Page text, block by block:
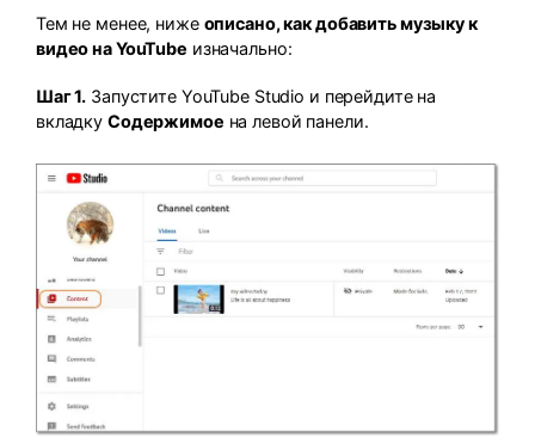
Тем не менее, ниже описано, как добавить музыку к
видео на YouTube изначально:
Шаг 1. Запустите YouTube Studio и перейдите на
вкладку Содержимое на левой панели.